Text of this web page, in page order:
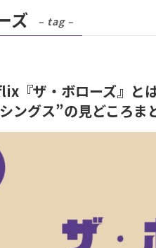
ズ – tag –
『ザ・ボローズ』と
ングス”の見どころま